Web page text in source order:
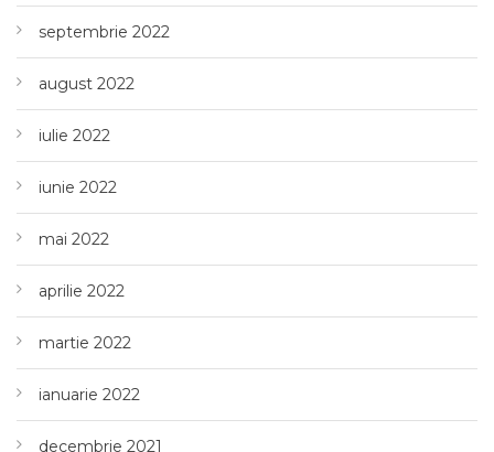
septembrie 2022
august 2022
iulie 2022
iunie 2022
mai 2022
aprilie 2022
martie 2022
ianuarie 2022
decembrie 2021